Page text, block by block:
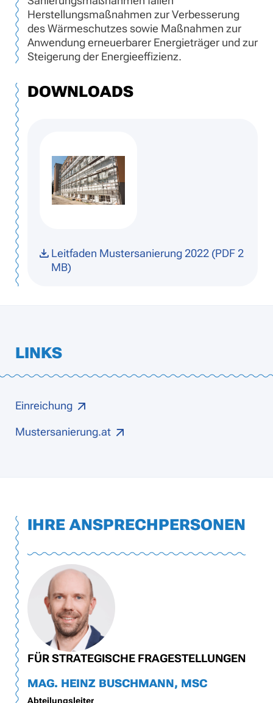
Herstellungsmaßnahmen zur Verbesserung
des Wärmeschutzes sowie Maßnahmen zur
Anwendung erneuerbarer Energieträger und zur
Steigerung der Energieeffizienz.
DOWNLOADS
Leitfaden Mustersanierung 2022 (PDF 2
MB)
LINKS
Einreichung
Mustersanierung.at
IHRE ANSPRECHPERSONEN
FÜR STRATEGISCHE FRAGESTELLUNGEN
MAG. HEINZ BUSCHMANN, MSC
Abteilungsleiter